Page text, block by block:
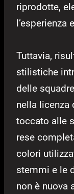
riprodotte,
l’esperienza
Tuttavia,
stilistiche
delle
nella licenza
toccato alle
rese
colori
stemmi e le
non è nuova